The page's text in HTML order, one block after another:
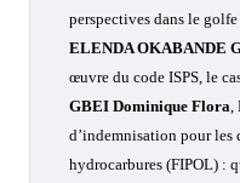
perspectives dans le
ELENDA OKABANDE
œuvre du code ISPS, le
GBEI Dominique Flora,
d’indemnisation pour les
hydrocarbures (FIPOL) :